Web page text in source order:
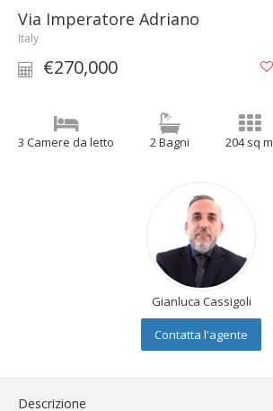
Via Imperatore Adriano
Italy
€270,000
3 Camere da letto 2 Bagni 204 sq m
Gianluca Cassigoli
Contatta l'agente
Descrizione